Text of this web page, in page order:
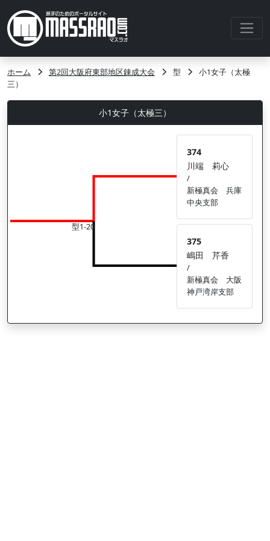
ホーム 第2回大阪府東部地区錬成大会 型
小1女子（太極
三）
小1女子（太極三）
型1-20
374
川端 莉心
/
新極真会 兵庫
中央支部
375
嶋田 芹香
/
新極真会 大阪
神戸湾岸支部